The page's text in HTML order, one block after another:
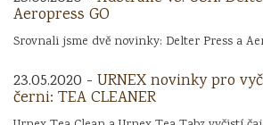
Aeropress GO
Srovnali jsme dvě novinky: Delter Press a
23.05.2020 - URNEX novinky pro
černi: TEA CLEANER